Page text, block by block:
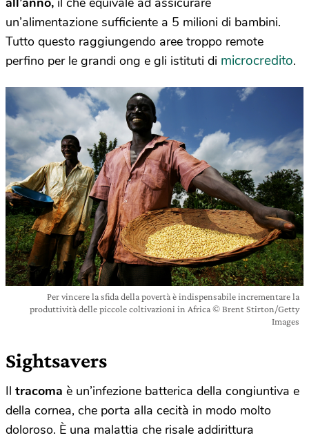
un’alimentazione sufficiente a 5 milioni di bambini.
Tutto questo raggiungendo aree troppo remote
perfino per le grandi ong e gli istituti di microcredito.
Per vincere la sfida della povertà è indispensabile incrementare la
produttività delle piccole coltivazioni in Africa © Brent Stirton/Getty
Images
Sightsavers
Il tracoma è un’infezione batterica della congiuntiva e
della cornea, che porta alla cecità in modo molto
doloroso. È una malattia che risale addirittura